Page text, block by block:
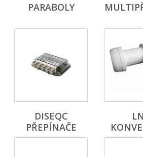
PARABOLY
DISEQC
PŘEPÍNAČE